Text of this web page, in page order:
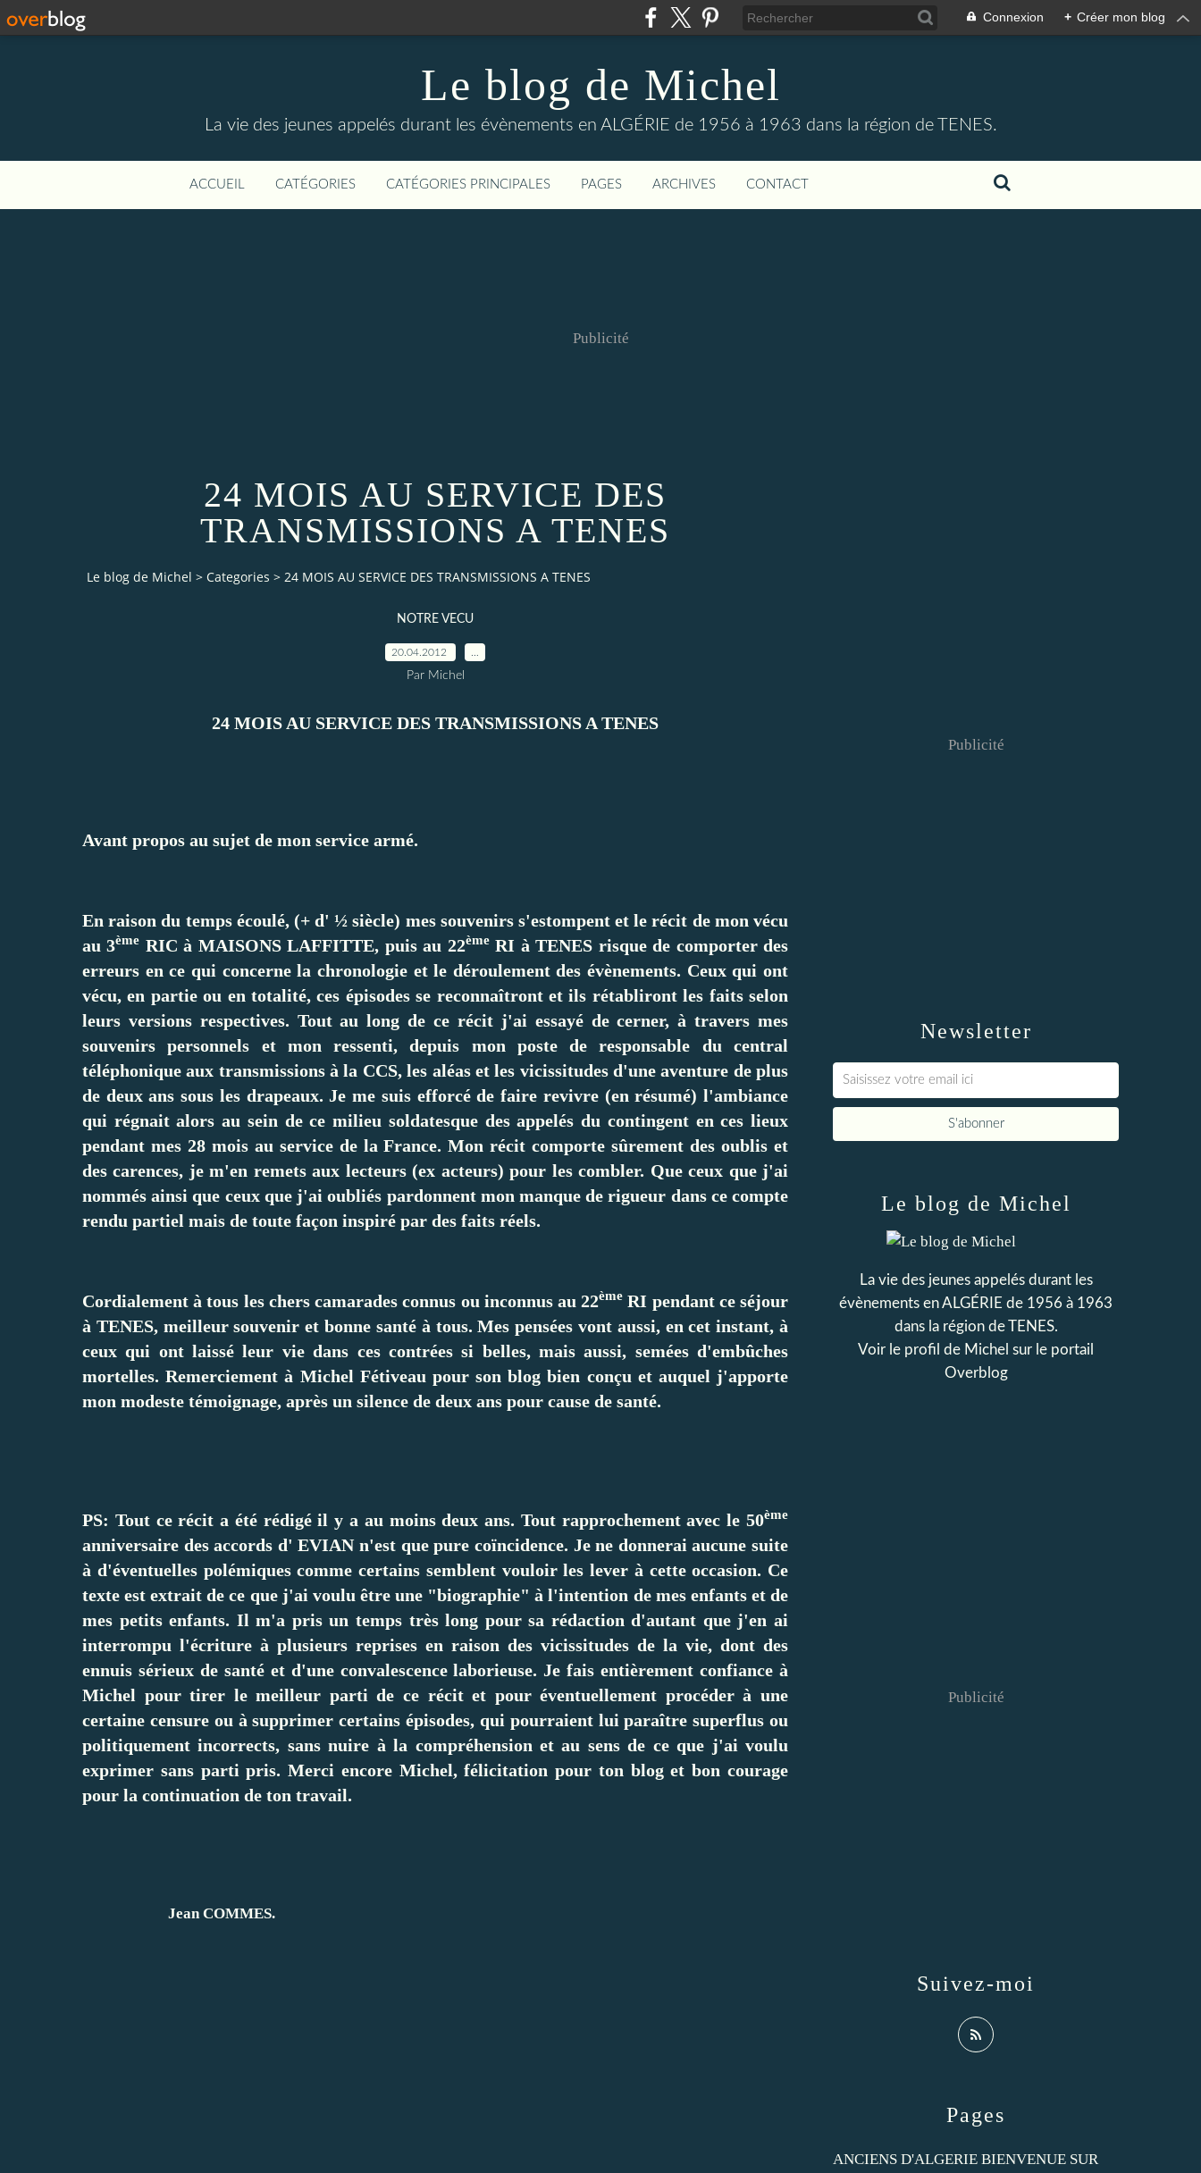
Connexion + Créer mon blog
Le blog de Michel
La vie des jeunes appelés durant les évènements en ALGÉRIE de 1956 à 1963 dans la région de TENES.
ACCUEIL CATÉGORIES CATÉGORIES PRINCIPALES PAGES ARCHIVES CONTACT
Publicité
24 MOIS AU SERVICE DES
TRANSMISSIONS A TENES
Le blog de Michel > Categories > 24 MOIS AU SERVICE DES TRANSMISSIONS A TENES
NOTRE VECU
20.04.2012
Par Michel
24 MOIS AU SERVICE DES TRANSMISSIONS A TENES
Avant propos au sujet de mon service armé.
En raison du temps écoulé, (+ d' ½ siècle) mes souvenirs s'estompent et le récit de mon vécu
au 3ème RIC à MAISONS LAFFITTE, puis au 22èmeRI à TENES risque de comporter des
erreurs en ce qui concerne la chronologie et le déroulement des évènements. Ceux qui ont
vécu, en partie ou en totalité, ces épisodes se reconnaîtront et ils rétabliront les faits selon
leurs versions respectives. Tout au long de ce récit j'ai essayé de cerner, à travers mes
souvenirs personnels et mon ressenti, depuis mon poste de responsable du central
téléphonique aux transmissions à la CCS, les aléas et les vicissitudes d'une aventure de plus
de deux ans sous les drapeaux. Je me suis efforcé de faire revivre (en résumé) l'ambiance
qui régnait alors au sein de ce milieu soldatesque des appelés du contingent en ces lieux
pendant mes 28 mois au service de la France. Mon récit comporte sûrement des oublis et
des carences, je m'en remets aux lecteurs (ex acteurs) pour les combler. Que ceux que j'ai
nommés ainsi que ceux que j'ai oubliés pardonnent mon manque de rigueur dans ce compte
rendu partiel mais de toute façon inspiré par des faits réels.
Cordialement à tous les chers camarades connus ou inconnus au 22ème RI pendant ce séjour
à TENES, meilleur souvenir et bonne santé à tous. Mes pensées vont aussi, en cet instant, à
ceux qui ont laissé leur vie dans ces contrées si belles, mais aussi, semées d'embûches
mortelles. Remerciement à Michel Fétiveau pour son blog bien conçu et auquel j'apporte
mon modeste témoignage, après un silence de deux ans pour cause de santé.
PS: Tout ce récit a été rédigé il y a au moins deux ans. Tout rapprochement avec le 50ème
anniversaire des accords d' EVIAN n'est que pure coïncidence. Je ne donnerai aucune suite
à d'éventuelles polémiques comme certains semblent vouloir les lever à cette occasion. Ce
texte est extrait de ce que j'ai voulu être une "biographie" à l'intention de mes enfants et de
mes petits enfants. Il m'a pris un temps très long pour sa rédaction d'autant que j'en ai
interrompu l'écriture à plusieurs reprises en raison des vicissitudes de la vie, dont des
ennuis sérieux de santé et d'une convalescence laborieuse. Je fais entièrement confiance à
Michel pour tirer le meilleur parti de ce récit et pour éventuellement procéder à une
certaine censure ou à supprimer certains épisodes, qui pourraient lui paraître superflus ou
politiquement incorrects, sans nuire à la compréhension et au sens de ce que j'ai voulu
exprimer sans parti pris. Merci encore Michel, félicitation pour ton blog et bon courage
pour la continuation de ton travail.
Jean COMMES.
Newsletter
Publicité
Pages
ANCIENS D'ALGERIE BIENVENUE SUR
Le blog de Michel
La vie des jeunes appelés durant les
évènements en ALGÉRIE de 1956 à 1963
dans la région de TENES.
Voir le profil de Michel sur le portail
Overblog
Suivez-moi
Publicité